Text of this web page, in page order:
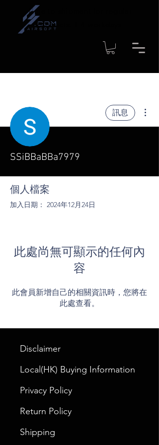
Time to shipment for regular
products: 1-4 workdays
訊息
SSiBBaBBa7979
個人檔案
加入日期： 2024年12月24日
此處尚無可顯示的任何內
容
此會員新增自己的相關資訊時，您將在
此處查看。
Disclaimer
Local(HK) Buying Information
Privacy Policy
Return Policy
Shipping